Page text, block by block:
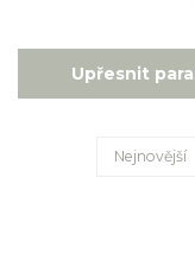
Upřesnit
Nejnovější